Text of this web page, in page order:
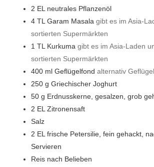
2 EL neutrales Pflanzenöl
4 TL Garam Masala gibt es im Asia-
sortierten Supermärkten
1 TL Kurkuma gibt es im Asia-Laden
sortierten Supermärkten
400 ml Geflügelfond alternativ
250 g Griechischer Joghurt
50 g Erdnusskerne, gesalzen, grob
2 EL Zitronensaft
Salz
2 EL frische Petersilie, fein gehackt,
Servieren
Reis nach Belieben